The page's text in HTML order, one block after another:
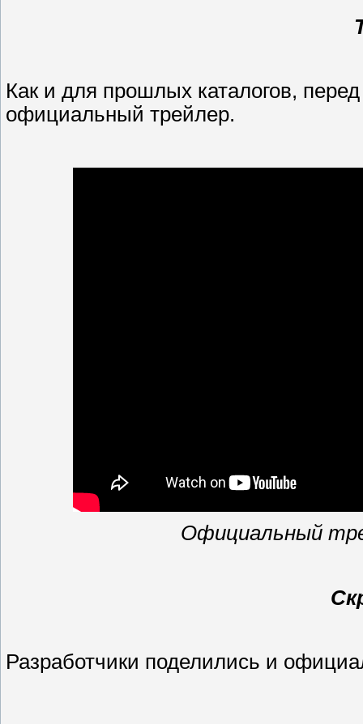
Как и для прошлых каталогов,
официальный трейлер.
Официальный
Разработчики поделились и